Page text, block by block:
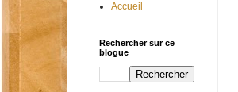
Accueil
Rechercher sur ce
blogue